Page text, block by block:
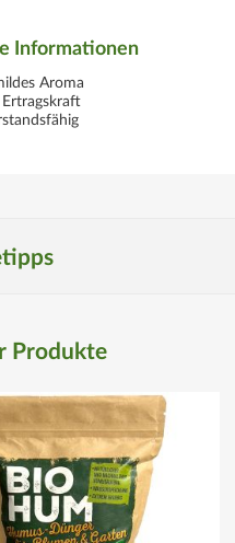
Informationen
Aroma
Ertragskraft
jedoch nicht zu warmer
sollte durchlässig und
Produkte